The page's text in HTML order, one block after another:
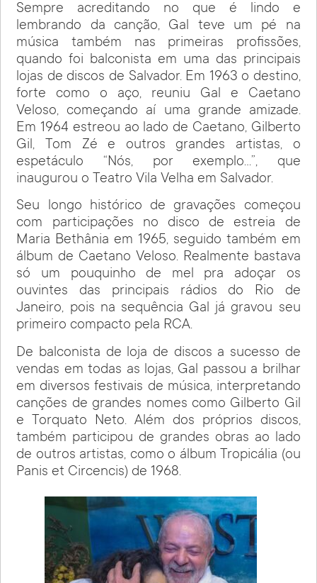
Sempre acreditando no que é lindo e
lembrando da canção, Gal teve um pé na
música também nas primeiras profissões,
quando foi balconista em uma das principais
lojas de discos de Salvador. Em 1963 o destino,
forte como o aço, reuniu Gal e Caetano
Veloso, começando aí uma grande amizade.
Em 1964 estreou ao lado de Caetano, Gilberto
Gil, Tom Zé e outros grandes artistas, o
espetáculo “Nós, por exemplo…”, que
inaugurou o Teatro Vila Velha em Salvador.
Seu longo histórico de gravações começou
com participações no disco de estreia de
Maria Bethânia em 1965, seguido também em
álbum de Caetano Veloso. Realmente bastava
só um pouquinho de mel pra adoçar os
ouvintes das principais rádios do Rio de
Janeiro, pois na sequência Gal já gravou seu
primeiro compacto pela RCA.
De balconista de loja de discos a sucesso de
vendas em todas as lojas, Gal passou a brilhar
em diversos festivais de música, interpretando
canções de grandes nomes como Gilberto Gil
e Torquato Neto. Além dos próprios discos,
também participou de grandes obras ao lado
de outros artistas, como o álbum Tropicália (ou
Panis et Circencis) de 1968.